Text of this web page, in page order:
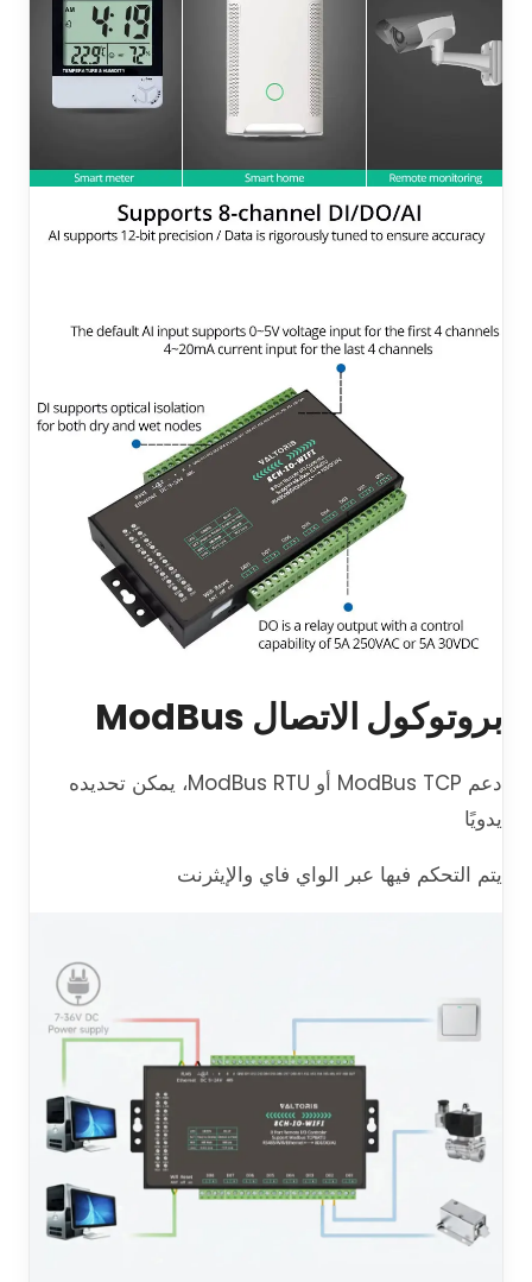
بروتوكول الاتصال ModBus
دعم ModBus TCP أو ModBus RTU، يمكن تحديده
يدويًا
يتم التحكم فيها عبر الواي فاي والإيثرنت